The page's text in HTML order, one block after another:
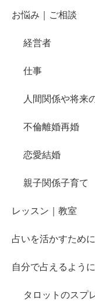
お悩み｜ご相談
経営者
仕事
人間関係や将来
不倫離婚再婚
恋愛結婚
親子関係子育て
レッスン｜教室
占いを活かすために
自分で占えるよう
タロットのスプ